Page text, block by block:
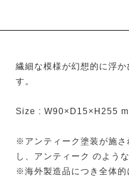
繊細な模様が幻想的に浮
す。
Size : W90×D15×H255
※アンティーク塗装が施さ
し、アンティーク のよう
※海外製造品につき全体的